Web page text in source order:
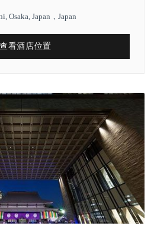
Osaka, Japan，Japan
查看酒店位置